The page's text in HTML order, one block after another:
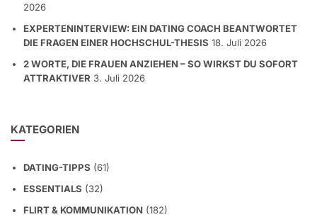
2026
EXPERTENINTERVIEW: EIN DATING COACH BEANTWORTET
DIE FRAGEN EINER HOCHSCHUL-THESIS 18. Juli 2026
2 WORTE, DIE FRAUEN ANZIEHEN – SO WIRKST DU SOFORT
ATTRAKTIVER 3. Juli 2026
KATEGORIEN
DATING-TIPPS (61)
ESSENTIALS (32)
FLIRT & KOMMUNIKATION (182)